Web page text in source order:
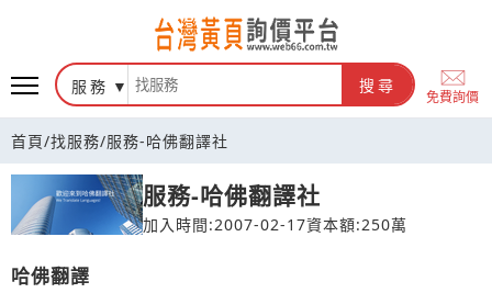
台灣黃頁詢價平台
服務 搜尋
免費詢價
首頁/找服務/服務-哈佛翻譯社
服務-哈佛翻譯社
加入時間:2007-02-17資本額:250萬
哈佛翻譯